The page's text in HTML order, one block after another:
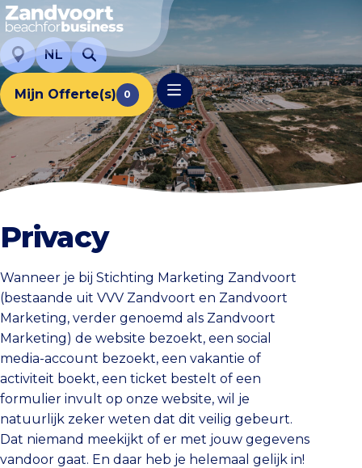
NL
Mijn Offerte(s) 0
Privacy
Wanneer je bij Stichting Marketing Zandvoort
(bestaande uit VVV Zandvoort en Zandvoort
Marketing, verder genoemd als Zandvoort
Marketing) de website bezoekt, een social
media-account bezoekt, een vakantie of
activiteit boekt, een ticket bestelt of een
formulier invult op onze website, wil je
natuurlijk zeker weten dat dit veilig gebeurt.
Dat niemand meekijkt of er met jouw gegevens
vandoor gaat. En daar heb je helemaal gelijk in!